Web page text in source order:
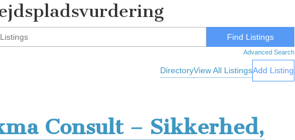
Advanced Search
DirectoryView All ListingsAdd Listing
Consult – Sikkerhed,